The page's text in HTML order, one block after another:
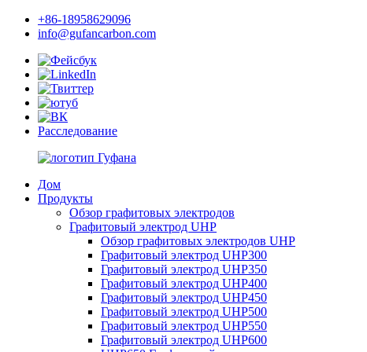
+86-18958629096
info@gufancarbon.com
Расследование
Дом
Продукты
Обзор графитовых электродов
Графитовый электрод UHP
Обзор графитовых электродов UHP
Графитовый электрод UHP300
Графитовый электрод UHP350
Графитовый электрод UHP400
Графитовый электрод UHP450
Графитовый электрод UHP500
Графитовый электрод UHP550
Графитовый электрод UHP600